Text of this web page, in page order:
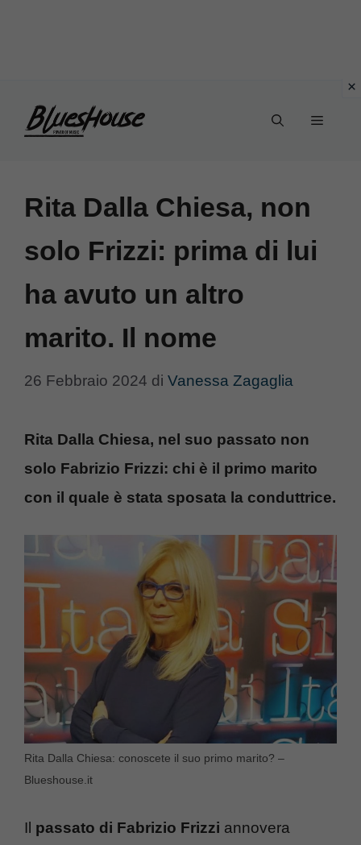
Menu
Rita Dalla Chiesa, non
solo Frizzi: prima di lui
ha avuto un altro
marito. Il nome
26 Febbraio 2024 di Vanessa Zagaglia
Rita Dalla Chiesa, nel suo passato non
solo Fabrizio Frizzi: chi è il primo marito
con il quale è stata sposata la conduttrice.
Rita Dalla Chiesa: conoscete il suo primo marito? –
Blueshouse.it
Il passato di Fabrizio Frizzi annovera